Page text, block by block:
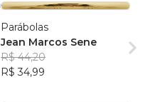
Parábolas
Jean Marcos Sene
R$ 44,20
R$ 34,99